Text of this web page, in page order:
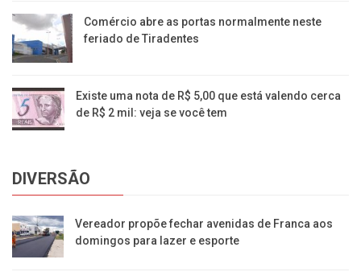
Comércio abre as portas normalmente neste
feriado de Tiradentes
Existe uma nota de R$ 5,00 que está valendo cerca
de R$ 2 mil: veja se você tem
DIVERSÃO
Vereador propõe fechar avenidas de Franca aos
domingos para lazer e esporte